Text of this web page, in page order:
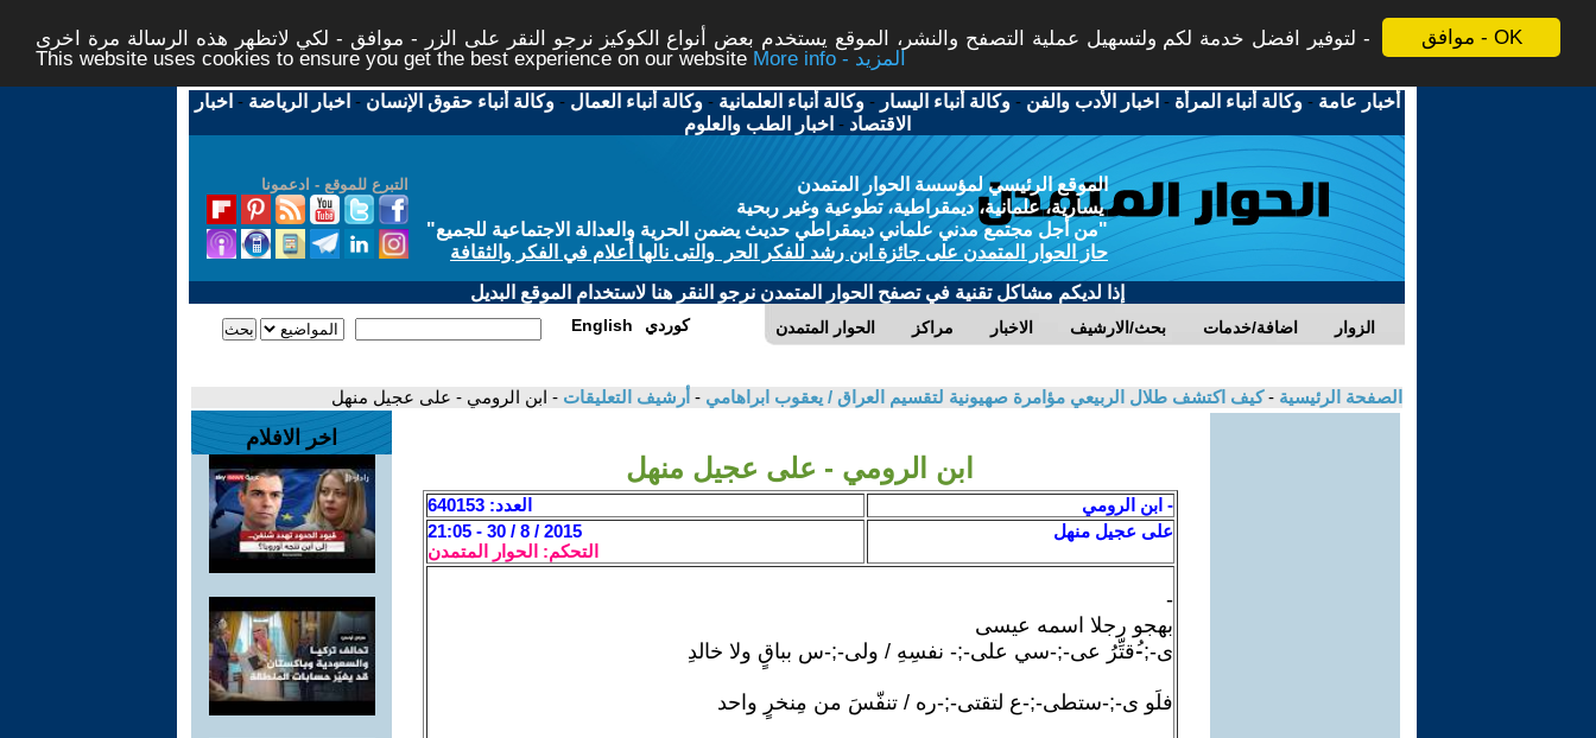
موافق - OK
لتوفير افضل خدمة لكم ولتسهيل عملية التصفح والنشر، الموقع يستخدم بعض أنواع الكوكيز نرجو النقر على الزر - موافق - لكي لاتظهر هذه الرسالة مرة اخرى -
This website uses cookies to ensure you get the best experience on our website
More info - المزيد
أخبار عامة -وكالة أنباء المرأة - اخبار الأدب والفن -وكالة أنباء اليسار -وكالة أنباء العلمانية -وكالة أنباء العمال -وكالة أنباء حقوق الإنسان - اخبار الرياضة - اخبار
الاقتصاد - اخبار الطب والعلوم
التبرع للموقع - ادعمونا
الموقع الرئيسي لمؤسسة الحوار المتمدن
يسارية، علمانية، ديمقراطية، تطوعية وغير ربحية
"من أجل مجتمع مدني علماني ديمقراطي حديث يضمن الحرية والعدالة الاجتماعية للجميع"
حاز الحوار المتمدن على جائزة ابن رشد للفكر الحر والتى نالها أعلام في الفكر والثقافة
إذا لديكم مشاكل تقنية في تصفح الحوار المتمدن نرجو النقر هنا لاستخدام الموقع البديل
الحوار المتمدن مراكز الاخبار بحث/الارشيف اضافة/خدمات الزوار English كوردي
الصفحة الرئيسية -كيف اكتشف طلال الربيعي مؤامرة صهيونية لتقسيم العراق / يعقوب ابراهامي - أرشيف التعليقات - ابن الرومي - على عجيل منهل
ابن الرومي - على عجيل منهل
- ابن الرومي
العدد: 640153
على عجيل منهل
2015 / 8 / 30 - 21:05
التحكم: الحوار المتمدن
-
بهجو رجلا اسمه عيسى
ی-;-ُقتِّرُ عی-;-سي علی-;- نفسِهِ / ولی-;-س بباقٍ ولا خالدِ
فلَو ی-;-ستطی-;-ع لتقتی-;-ره / تنفّسَ من مِنخرٍ واحد
اخر الافلام